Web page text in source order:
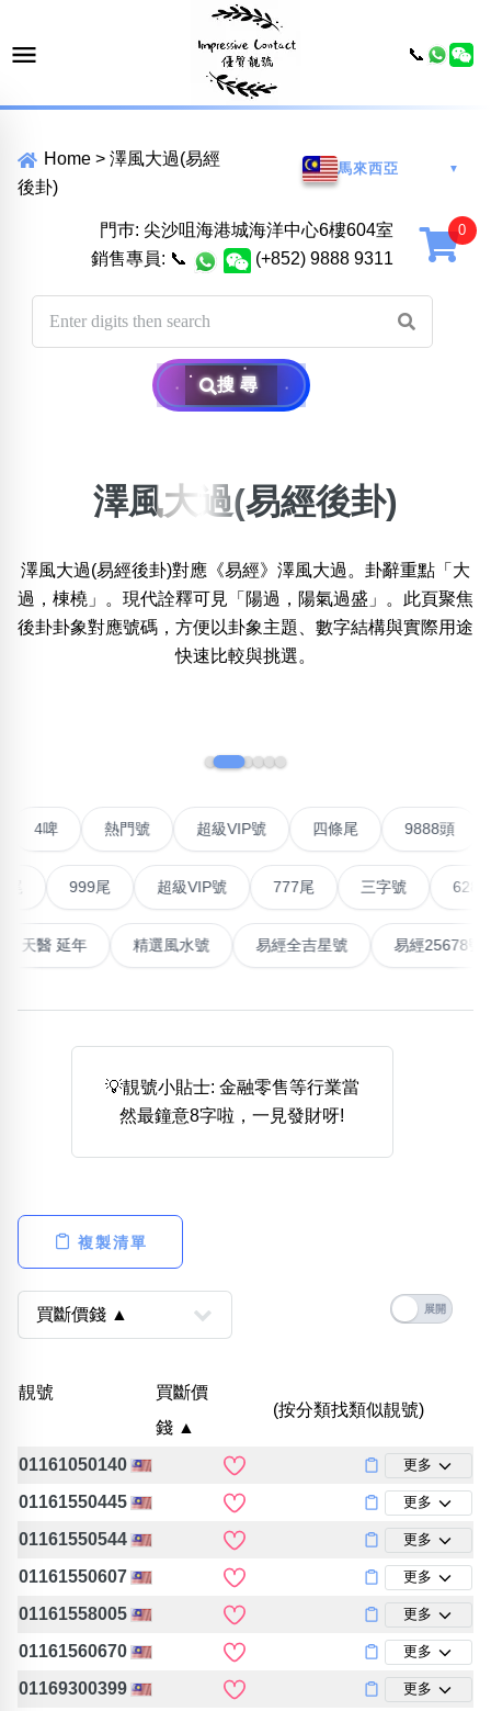
Home > 澤風大過(易經
後卦)
馬來西亞 ▼
門巿: 尖沙咀海港城海洋中心6樓604室
銷售專員: 📞 (+852) 9888 9311
搜尋
位置:
一 二 三 四 五 六 七 九 十
無0 無2無3無4無5 無7無8無9
清除全部分類
搜尋
888尾
999尾 777尾 9字頭 6字頭
無4字
全大數字
5萬以上 生天延 全吉星(全號)
清除全部分類
高級分類 i
位置分類
次數分類
生日分類
生天延/貴財成
搜尋
澤風大過(易經後卦)
澤風大過(易經後卦)對應《易經》澤風大過。卦辭重點「大
過，棟橈」。現代詮釋可見「陽過，陽氣過盛」。此頁聚焦
後卦卦象對應號碼，方便以卦象主題、數字結構與實際用途
快速比較與挑選。
熱門號 超級VIP號 四條尾 9888
999尾 超級VIP號 777尾 三字號 6288頭
能量生氣 天醫 延年 精選風水號 易經全吉星號 易經
💡靚號小貼士: 金融零售等行業當
然最鐘意8字啦，一見發財呀!
複製清單
靚號
買斷價
錢 ▲
(按分類找類似靚號)
01161050140 更多
01161550445 更多
01161550544 更多
01161550607 更多
01161558005 更多
01161560670 更多
01169300399 更多
📞